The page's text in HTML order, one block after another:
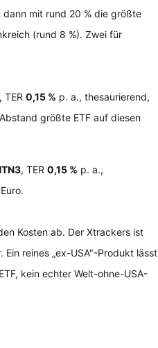
dann mit rund 20 % die größte
(rund 8 %). Zwei für
, TER 0,15 % p. a., thesaurierend,
größte ETF auf diesen
, TER 0,15 % p. a.,
Kosten ab. Der Xtrackers ist
reines „ex-USA"-Produkt lässt
ETF, kein echter Welt-ohne-USA-